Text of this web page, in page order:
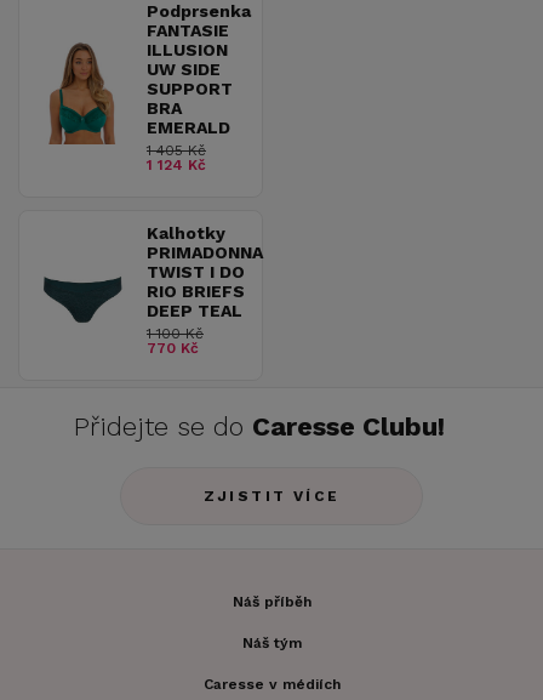
Podprsenka
FANTASIE
ILLUSION
UW SIDE
SUPPORT
BRA
EMERALD
1 405 Kč
1 124 Kč
Kalhotky
PRIMADONNA
TWIST I DO
RIO BRIEFS
DEEP TEAL
1 100 Kč
770 Kč
Přidejte se do Caresse Clubu!
ZJISTIT VÍCE
Náš příběh
Náš tým
Caresse v médiích